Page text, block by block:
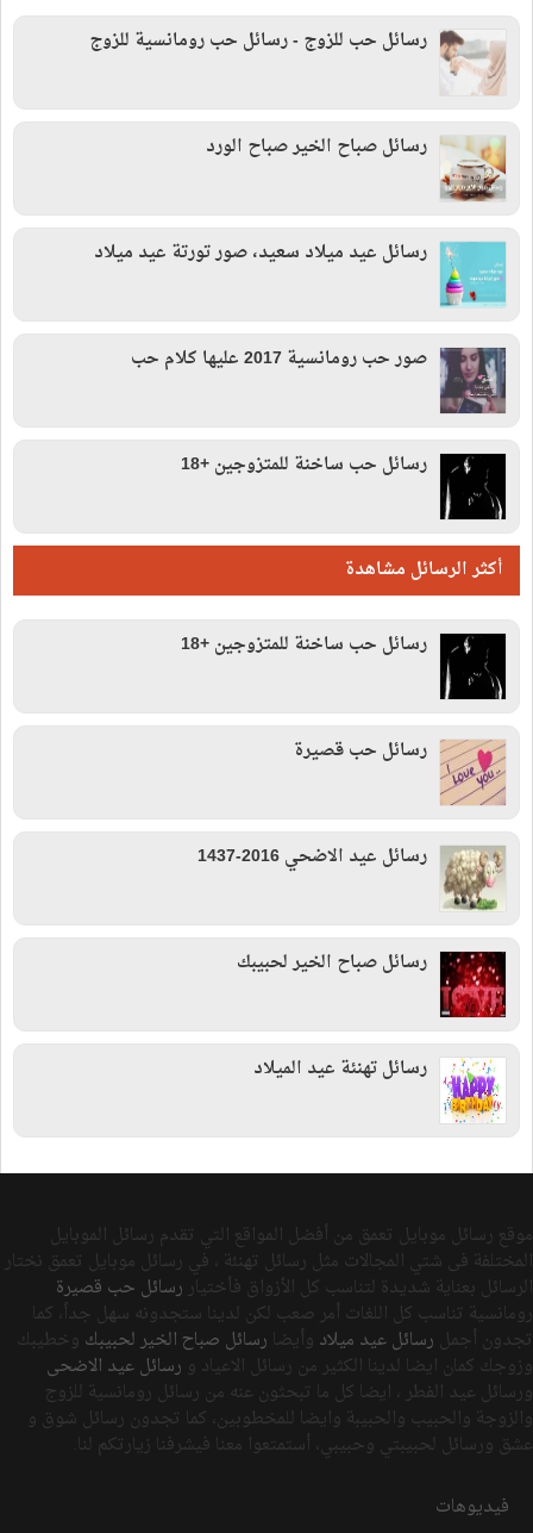
رسائل حب للزوج - رسائل حب رومانسية للزوج
رسائل صباح الخير صباح الورد
رسائل عيد ميلاد سعيد، صور تورتة عيد ميلاد
صور حب رومانسية 2017 عليها كلام حب
رسائل حب ساخنة للمتزوجين +18
أكثر الرسائل مشاهدة
رسائل حب ساخنة للمتزوجين +18
رسائل حب قصيرة
رسائل عيد الاضحي 2016-1437
رسائل صباح الخير لحبيبك
رسائل تهنئة عيد الميلاد
موقع رسائل موبايل تعمق من أفضل المواقع التي تقدم رسائل الموبايل
المختلفة فى شتي المجالات مثل رسائل تهنئة ، في رسائل موبايل تعمق نختار
الرسائل بعناية شديدة لتناسب كل الأزواق فأختياررسائل حب قصيرة
رومانسية تناسب كل اللغات أمر صعب لكن لدينا ستجدونه سهل جداً، كما
تجدون أجمل رسائل عيد ميلاد وأيضا رسائل صباح الخير لحبيبك وخطيبك
وزوجك كمان ايضا لدينا الكثير من رسائل الاعياد و رسائل عيد الاضحى
ورسائل عيد الفطر ، ايضا كل ما تبحثون عنه من رسائل رومانسية للزوج
والزوجة والحبيب والحبيبة وايضا للمخطوبين، كما تجدون رسائل شوق و
عشق ورسائل لحبيبتي وحبيبي، أستمتعوا معنا فيشرفنا زيارتكم لنا.
فيديوهات